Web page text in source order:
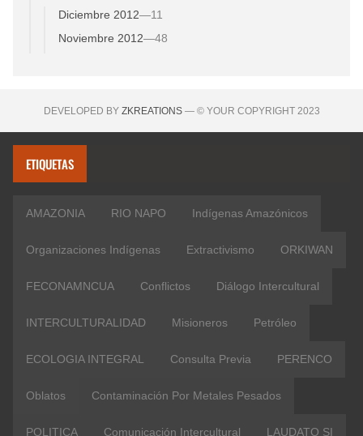
Diciembre 2012—11
Noviembre 2012—48
DEVELOPED BY ZKREATIONS— © YOUR COPYRIGHT 2023
ETIQUETAS
AMAZONIA RIO NAPO Indígenas Amazónicos
Organizaciones Indígenas Extractivismo ORKIWAN
FECONAMNCUA Conflictos Diálogo Intercultural
INTERCULTURALIDAD Misioneros Petróleo
ECOLOGIA INTEGRAL Consulta Previa PERENCO
Oblatos Contaminación Por Metales Pesados
POLITICA Comunicación Intercultural LAUDATO SI